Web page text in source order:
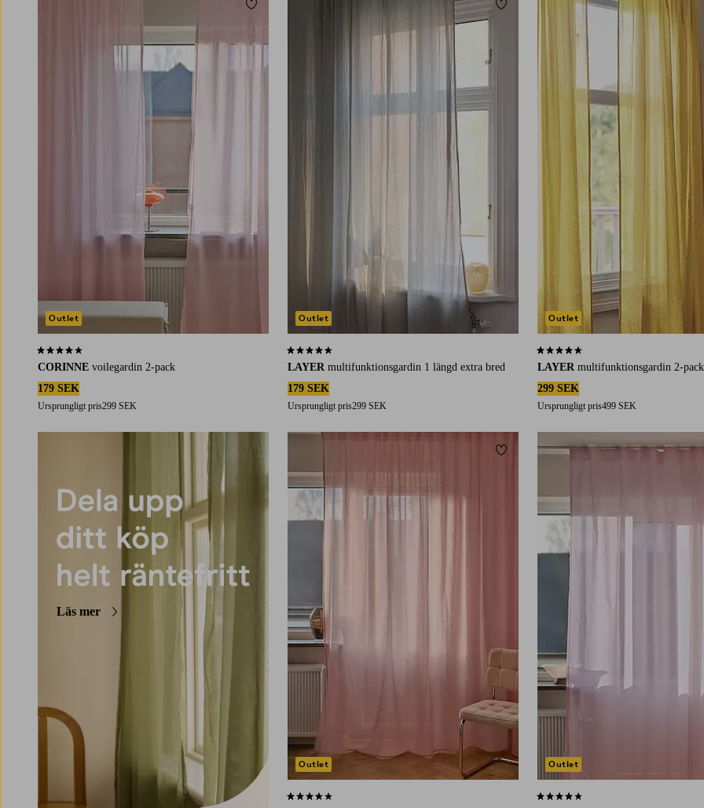
CORINNE voilegardin 2-pack
179 SEK
Ursprungligt pris299 SEK
4,1 baserat på 51 st betyg
Outlet
Lägg till i favoriter
LAYER multifunktionsgardin 1 längd extra bred
179 SEK
Ursprungligt pris299 SEK
4,5 baserat på 417 st betyg
Outlet
Lägg till i favoriter
LAYER multifunktionsgardin 2-pack
299 SEK
Ursprungligt pris499 SEK
4,5 baserat på 889 st betyg
Outlet
Läs mer
3,4 baserat på 5 st betyg
Outlet
Lägg till i favoriter
300
4,2 baserat på 18 st betyg
Outlet
220250300